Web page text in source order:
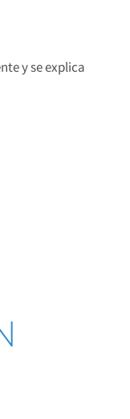
y se explica